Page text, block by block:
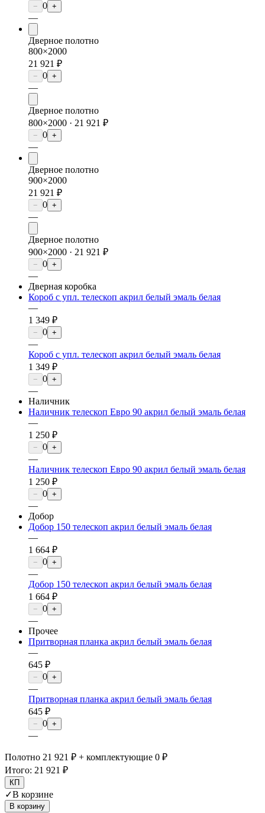
− 0 +
—
Дверное полотно
800×2000
21 921 ₽
− 0 +
—
Дверное полотно
800×2000 · 21 921 ₽
− 0 +
—
Дверное полотно
900×2000
21 921 ₽
− 0 +
—
Дверное полотно
900×2000 · 21 921 ₽
− 0 +
—
Дверная коробка
Короб с упл. телескоп акрил белый эмаль белая
—
1 349 ₽
− 0 +
—
Короб с упл. телескоп акрил белый эмаль белая
1 349 ₽
− 0 +
—
Наличник
Наличник телескоп Евро 90 акрил белый эмаль белая
—
1 250 ₽
− 0 +
—
Наличник телескоп Евро 90 акрил белый эмаль белая
1 250 ₽
− 0 +
—
Добор
Добор 150 телескоп акрил белый эмаль белая
—
1 664 ₽
− 0 +
—
Добор 150 телескоп акрил белый эмаль белая
1 664 ₽
− 0 +
—
Прочее
Притворная планка акрил белый эмаль белая
—
645 ₽
− 0 +
—
Притворная планка акрил белый эмаль белая
645 ₽
− 0 +
—
Полотно 21 921 ₽ + комплектующие 0 ₽
Итого: 21 921 ₽
КП
✓В корзине
В корзину